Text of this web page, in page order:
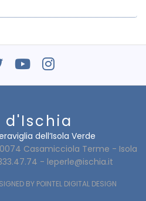
d'Ischia
dell’Isola Verde
Casamicciola Terme - Isola
- leperle@ischia.it
BY POINTEL DIGITAL DESIGN